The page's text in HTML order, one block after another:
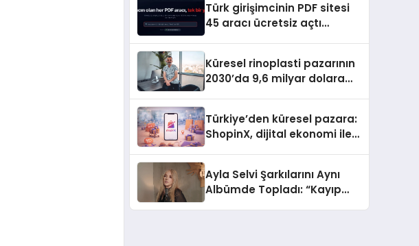
Türk girişimcinin PDF sitesi
45 aracı ücretsiz açtı
Küresel rinoplasti pazarının
2030’da 9,6 milyar dolara
Türkiye’den küresel pazara:
ShopinX, dijital ekonomi ile
Ayla Selvi Şarkılarını Aynı
Albümde Topladı: “Kayıp